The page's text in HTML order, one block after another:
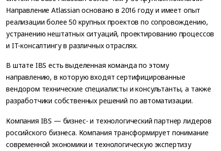
Направление Atlassian основано в 2016 году и имеет опыт
реализации более 50 крупных проектов по сопровождению,
устранению нештатных ситуаций, проектированию процессов
и IT-консалтингу в различных отраслях.
В штате IBS есть выделенная команда по этому
направлению, в которую входят сертифицированные
вендором технические специалисты и консультанты, а также
разработчики собственных решений по автоматизации.
Компания IBS — бизнес- и технологический партнер лидеров
российского бизнеса. Компания трансформирует понимание
современной экономики и технологическую экспертизу